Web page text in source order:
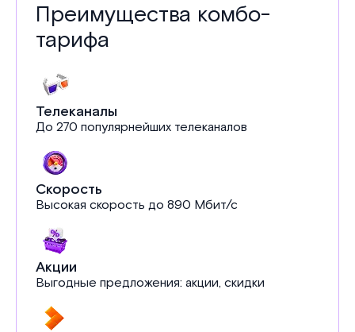
Преимущества комбо-
тарифа
Телеканалы
До 270 популярнейших телеканалов
Скорость
Высокая скорость до 890 Мбит/с
Акции
Выгодные предложения: акции, скидки